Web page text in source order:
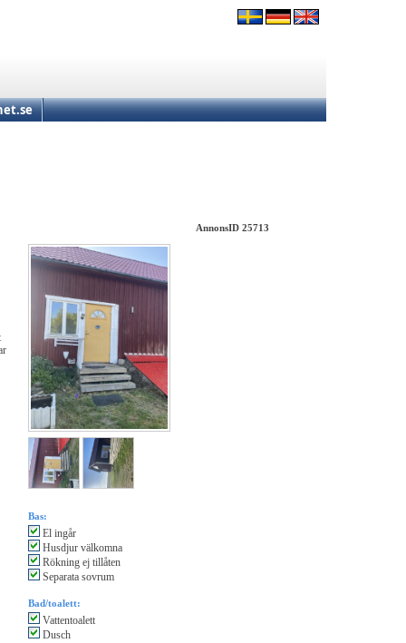
AnnonsID 25713
Bas:
El ingår
Husdjur välkomna
Rökning ej tillåten
Separata sovrum
Bad/toalett:
Vattentoalett
Dusch